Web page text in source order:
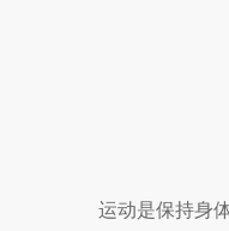
运动是保持身